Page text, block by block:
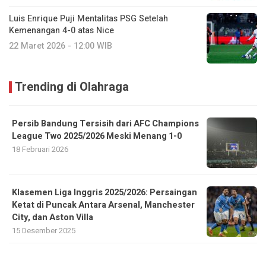
Luis Enrique Puji Mentalitas PSG Setelah
Kemenangan 4-0 atas Nice
22 Maret 2026 - 12:00 WIB
Trending di Olahraga
Persib Bandung Tersisih dari AFC Champions
League Two 2025/2026 Meski Menang 1-0
18 Februari 2026
Klasemen Liga Inggris 2025/2026: Persaingan
Ketat di Puncak Antara Arsenal, Manchester
City, dan Aston Villa
15 Desember 2025